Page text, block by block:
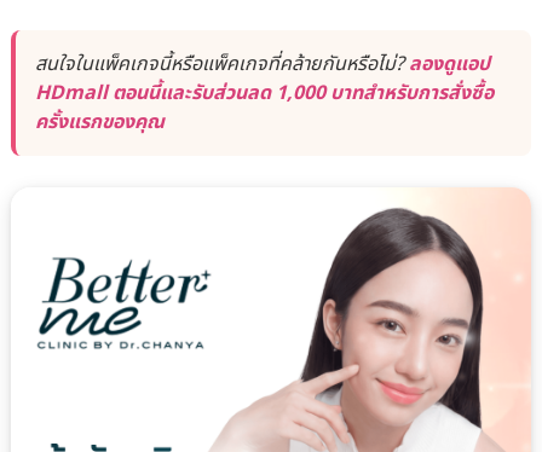
สนใจในแพ็คเกจนี้หรือแพ็คเกจที่คล้ายกันหรือไม่?ลองดูแอป
HDmall ตอนนี้และรับส่วนลด 1,000 บาทสำหรับการสั่งซื้อ
ครั้งแรกของคุณ